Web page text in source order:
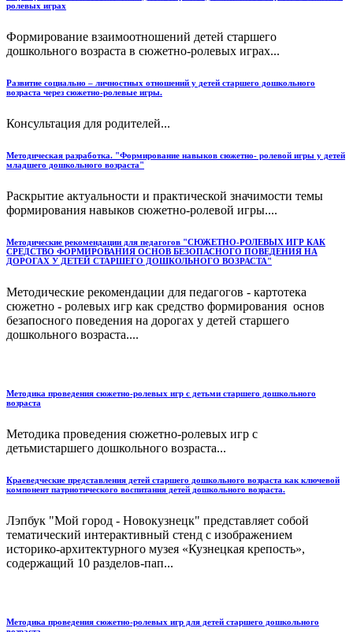
ролевых играх
Формирование взаимоотношений детей старшего
дошкольного возраста в сюжетно-ролевых играх...
Развитие социально – личностных отношений у детей старшего дошкольного
возраста через сюжетно-ролевые игры.
Консультация для родителей...
Методическая разработка. "Формирование навыков сюжетно- ролевой игры у детей
младшего дошкольного возраста"
Раскрытие актуальности и практической значимости темы
формирования навыков сюжетно-ролевой игры....
Методические рекомендации для педагогов "СЮЖЕТНО-РОЛЕВЫХ ИГР КАК
СРЕДСТВО ФОРМИРОВАНИЯ ОСНОВ БЕЗОПАСНОГО ПОВЕДЕНИЯ НА
ДОРОГАХ У ДЕТЕЙ СТАРШЕГО ДОШКОЛЬНОГО ВОЗРАСТА"
Методические рекомендации для педагогов - картотека
сюжетно - ролевых игр как средство формирования основ
безапосного поведения на дорогах у детей старшего
дошкольного возраста....
Методика проведения сюжетно-ролевых игр с детьми старшего дошкольного
возраста
Методика проведения сюжетно-ролевых игр с
детьмистаршего дошкольного возраста...
Краеведческие представления детей старшего дошкольного возраста как ключевой
компонент патриотического воспитания детей дошкольного возраста.
Лэпбук "Мой город - Новокузнецк" представляет собой
тематический интерактивный стенд с изображением
историко-архитектурного музея «Кузнецкая крепость»,
содержащий 10 разделов-пап...
Методика проведения сюжетно-ролевых игр для детей старшего дошкольного